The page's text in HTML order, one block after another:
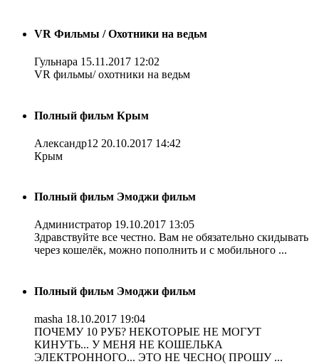
VR Фильмы / Охотники на ведьм
Гульнара 15.11.2017 12:02
VR фильмы/ охотники на ведьм
Полный фильм Крым
Александр12 20.10.2017 14:42
Крым
Полный фильм Эмоджи фильм
Администратор 19.10.2017 13:05
Здравствуйте все честно. Вам не обязательно скидывать
через кошелёк, можно пополнить и с мобильного ...
Полный фильм Эмоджи фильм
masha 18.10.2017 19:04
ПОЧЕМУ 10 РУБ? НЕКОТОРЫЕ НЕ МОГУТ
КИНУТЬ... У МЕНЯ НЕ КОШЕЛЬКА
ЭЛЕКТРОННОГО... ЭТО НЕ ЧЕСНО( ПРОШУ ...